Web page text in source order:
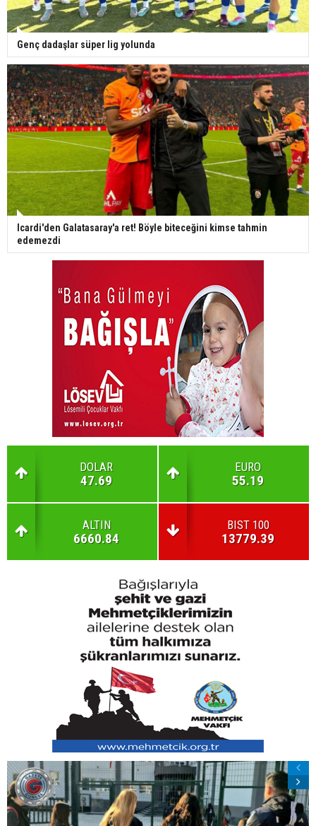
Genç dadaşlar süper lig yolunda
Icardi'den Galatasaray'a ret! Böyle biteceğini kimse tahmin
edemezdi
DOLAR
47.69
EURO
55.19
ALTIN
6660.84
BIST 100
13779.39